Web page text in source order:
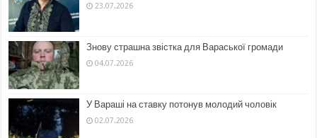
23.07.2026
Знову страшна звістка для Вараської громади
04.07.2026
У Вараші на ставку потонув молодий чоловік
02.07.2026